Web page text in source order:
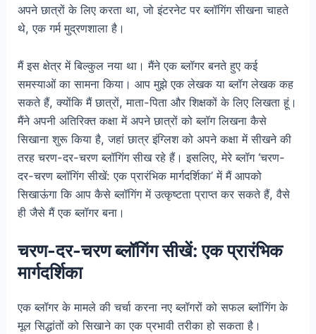
अपने छात्रों के लिए करता था, जो इंटरनेट पर ब्लॉगिंग सीखना चाहते
थे, एक गर्म मुद्रणशाला है।
मैं इस क्षेत्र में बिल्कुल नया था। मैंने एक ब्लॉगर बनते हुए कई
समस्याओं का सामना किया। आप मुझे एक लेखक या ब्लॉग लेखक कह
सकते हैं, क्योंकि मैं छात्रों, माता-पिता और शिक्षकों के लिए लिखता हूं।
मैंने अपनी अतिरिक्त कक्षा में अपने छात्रों को ब्लॉग लिखना कैसे
सिखाना शुरू किया है, जहां छात्र इंग्लिश को अपने कक्षा में सीखने की
तरह चरण-दर-चरण ब्लॉगिंग सीख रहे हैं। इसलिए, मेरे ब्लॉग ‘चरण-
दर-चरण ब्लॉगिंग सीखें: एक प्रारंभिक मार्गदर्शिका’ में मैं आपको
सिखाऊंगा कि आप कैसे ब्लॉगिंग में उत्कृष्टता प्राप्त कर सकते हैं, वैसे
ही जैसे मैं एक ब्लॉगर बना।
चरण-दर-चरण ब्लॉगिंग सीखें: एक प्रारंभिक
मार्गदर्शिका
एक ब्लॉगर के मामले की चर्चा करना नए ब्लॉगरों को सफल ब्लॉगिंग के
मूल सिद्धांतों को सिखाने का एक प्रभावी तरीका हो सकता है।